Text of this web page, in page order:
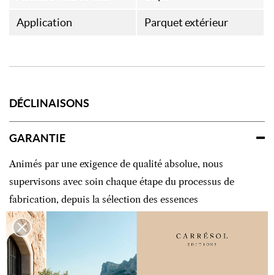
Application Parquet extérieur
DÉCLINAISONS
GARANTIE
Animés par une exigence de qualité absolue, nous
supervisons avec soin chaque étape du processus de
fabrication, depuis la sélection des essences
jusqu’aux finitions les plus délicates. Cette attention
constante portée au détail nous permet de garantir
des créations à la hauteur de vos exigences. Nos
maîtres artisans au sein de nos ateliers subliment la